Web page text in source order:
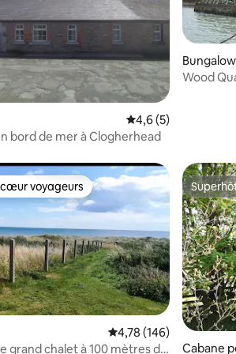
Évaluation
4,6 (5)
bord de mer à Clogherhead
Bungalow
Wood
voyageurs
voyageurs
Évaluation moyenne
4,78 (146)
grand chalet à 100 mètres de
Cabane